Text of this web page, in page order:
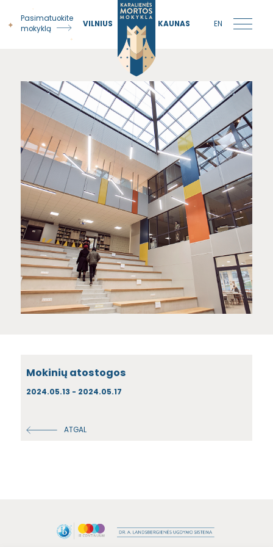
Pasimatuokite
mokyklą
VILNIUS KAUNAS EN
Mokinių atostogos
2024.05.13 - 2024.05.17
ATGAL